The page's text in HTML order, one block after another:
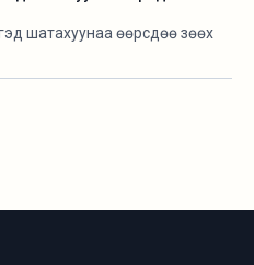
шатахуунаа өөрсдөө зөөх